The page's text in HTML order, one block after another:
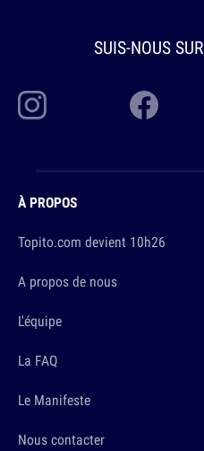
SUIS-NOUS SUR
À PROPOS
Topito.com devient 10h26
A propos de nous
L'équipe
La FAQ
Le Manifeste
Nous contacter